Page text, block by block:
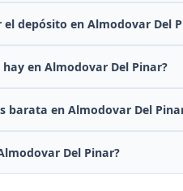
el depósito en Almodovar Del
en Almodovar Del Pinar?
barata en Almodovar Del
Del Pinar?